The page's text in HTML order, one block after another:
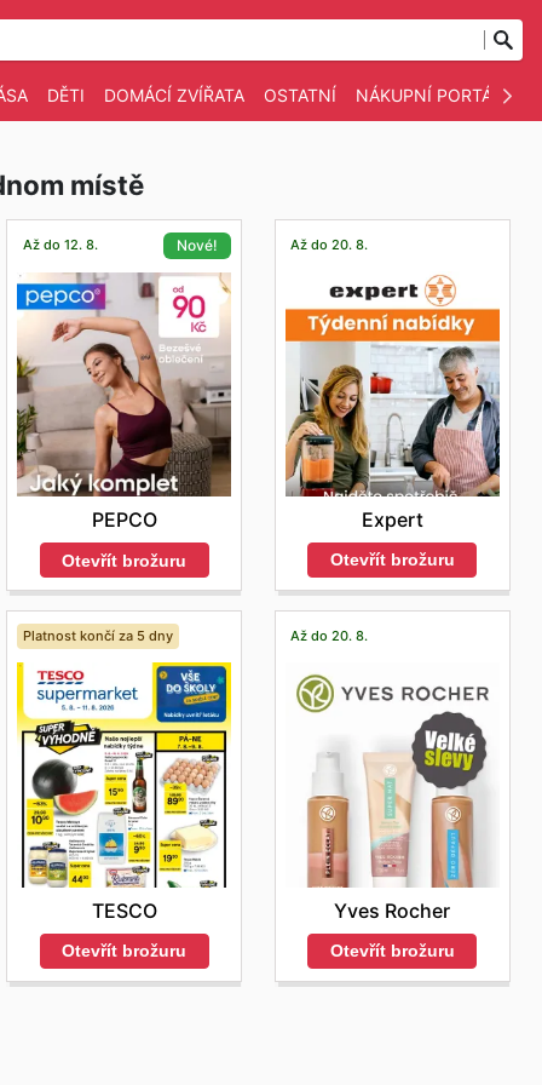
DĚTI DOMÁCÍ ZVÍŘATA OSTATNÍ NÁKUPNÍ PORTÁLY
místě
Až do 12. 8. Nové!
PEPCO
Otevřít brožuru
Až do 20. 8.
Expert
Otevřít brožuru
Platnost končí za 5 dny
TESCO
Otevřít brožuru
Až do 20. 8.
Yves Rocher
Otevřít brožuru